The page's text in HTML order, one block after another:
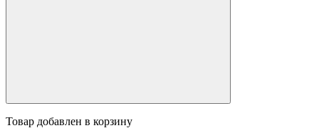
Товар добавлен в корзину